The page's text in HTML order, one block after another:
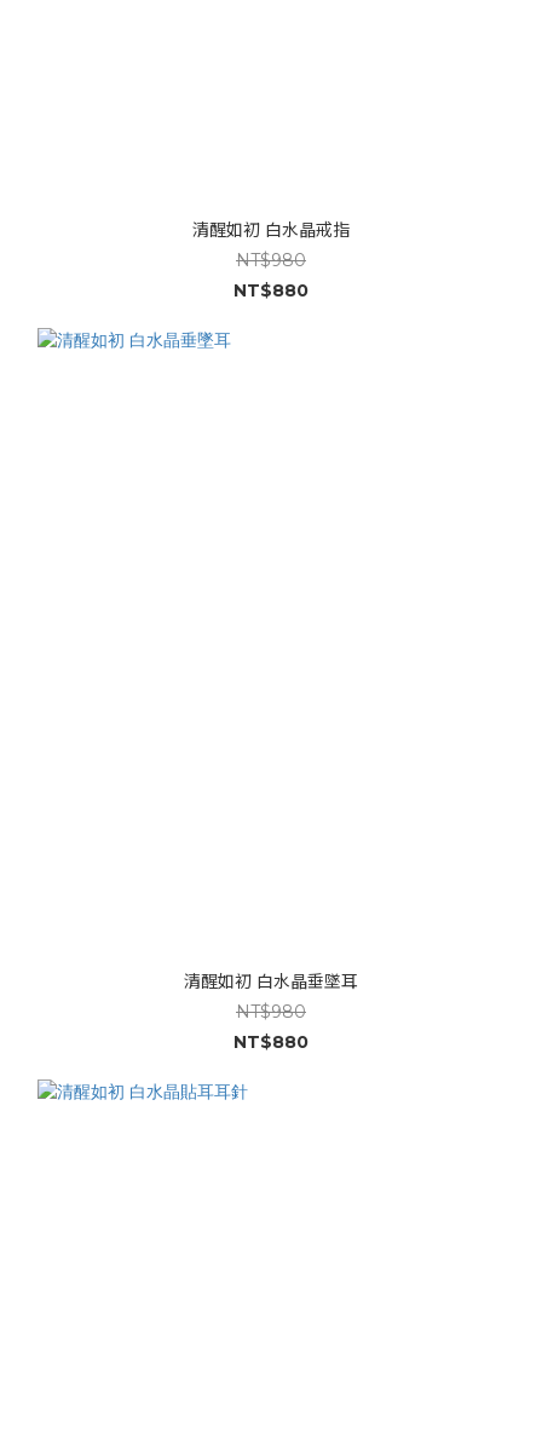
清醒如初 白水晶戒指
NT$980
NT$880
清醒如初 白水晶垂墜耳
NT$980
NT$880